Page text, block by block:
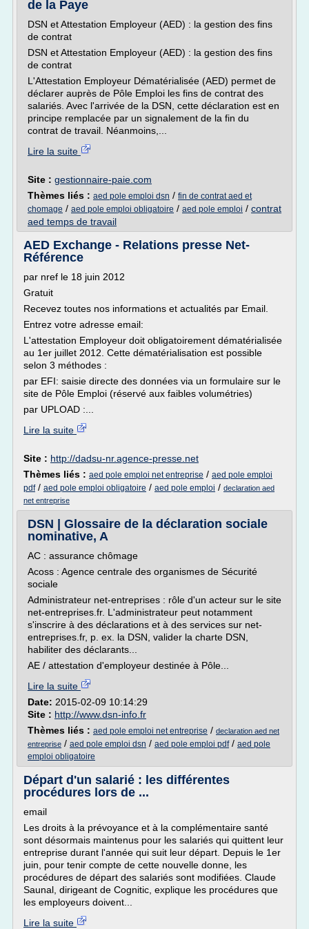
de la Paye
DSN et Attestation Employeur (AED) : la gestion des fins
de contrat
DSN et Attestation Employeur (AED) : la gestion des fins
de contrat
L'Attestation Employeur Dématérialisée (AED) permet de
déclarer auprès de Pôle Emploi les fins de contrat des
salariés. Avec l'arrivée de la DSN, cette déclaration est en
principe remplacée par un signalement de la fin du
contrat de travail. Néanmoins,...
Lire la suite
Site : gestionnaire-paie.com
Thèmes liés : aed pole emploi dsn / fin de contrat aed et
chomage / aed pole emploi obligatoire / aed pole emploi / contrat
aed temps de travail
AED Exchange - Relations presse Net-
Référence
par nref le 18 juin 2012
Gratuit
Recevez toutes nos informations et actualités par Email.
Entrez votre adresse email:
L'attestation Employeur doit obligatoirement dématérialisée
au 1er juillet 2012. Cette dématérialisation est possible
selon 3 méthodes :
par EFI: saisie directe des données via un formulaire sur le
site de Pôle Emploi (réservé aux faibles volumétries)
par UPLOAD :...
Lire la suite
Site : http://dadsu-nr.agence-presse.net
Thèmes liés : aed pole emploi net entreprise / aed pole emploi
pdf/ aed pole emploi obligatoire / aed pole emploi / declaration aed
net entreprise
DSN | Glossaire de la déclaration sociale
nominative, A
AC : assurance chômage
Acoss : Agence centrale des organismes de Sécurité
sociale
Administrateur net-entreprises : rôle d'un acteur sur le site
net-entreprises.fr. L'administrateur peut notamment
s'inscrire à des déclarations et à des services sur net-
entreprises.fr, p. ex. la DSN, valider la charte DSN,
habiliter des déclarants...
AE / attestation d'employeur destinée à Pôle...
Lire la suite
Date: 2015-02-09 10:14:29
Site : http://www.dsn-info.fr
Thèmes liés : aed pole emploi net entreprise / declaration aed net
entreprise / aed pole emploi dsn / aed pole emploi pdf/ aed pole
emploi obligatoire
Départ d'un salarié : les différentes
procédures lors de ...
email
Les droits à la prévoyance et à la complémentaire santé
sont désormais maintenus pour les salariés qui quittent leur
entreprise durant l'année qui suit leur départ. Depuis le 1er
juin, pour tenir compte de cette nouvelle donne, les
procédures de départ des salariés sont modifiées. Claude
Saunal, dirigeant de Cognitic, explique les procédures que
les employeurs doivent...
Lire la suite